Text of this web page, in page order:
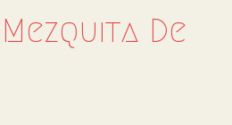
De